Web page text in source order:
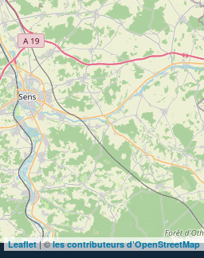
Leaflet| ©les contributeurs d’OpenStreetMap